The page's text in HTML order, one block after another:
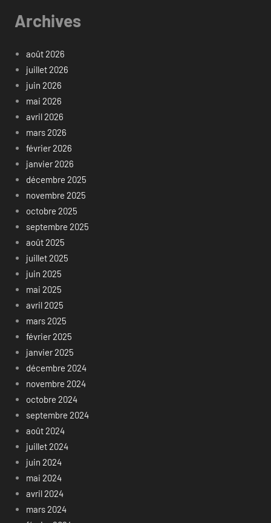
Archives
août 2026
juillet 2026
juin 2026
mai 2026
avril 2026
mars 2026
février 2026
janvier 2026
décembre 2025
novembre 2025
octobre 2025
septembre 2025
août 2025
juillet 2025
juin 2025
mai 2025
avril 2025
mars 2025
février 2025
janvier 2025
décembre 2024
novembre 2024
octobre 2024
septembre 2024
août 2024
juillet 2024
juin 2024
mai 2024
avril 2024
mars 2024